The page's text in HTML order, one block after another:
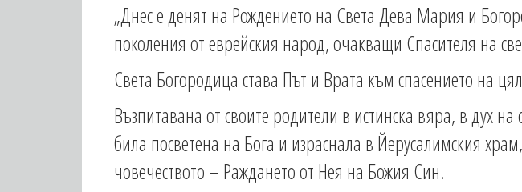
„Днес е денят на Рождението на Света Дева Мария и
поколения от еврейския народ, очакващи Спасителя на
Света Богородица става Път и Врата към спасението на
Възпитавана от своите родители в истинска вяра, в дух
била посветена на Бога и израснала в Йерусалимския
човечеството – Раждането от Нея на Божия Син.